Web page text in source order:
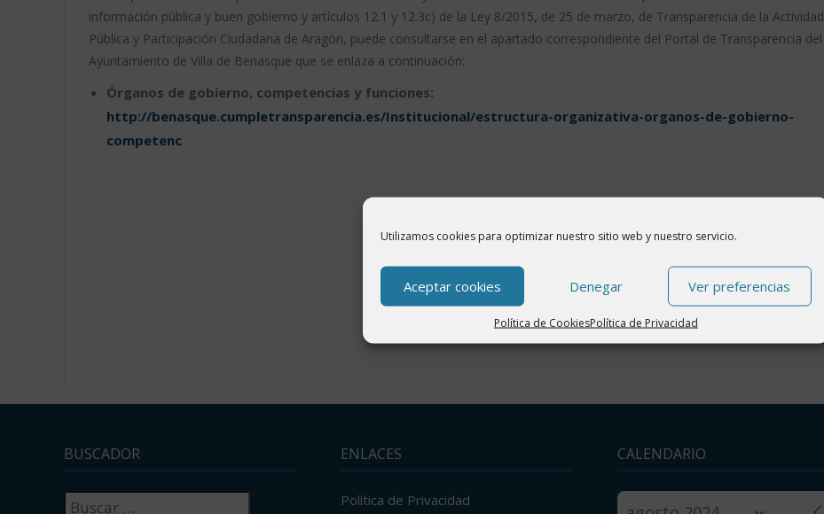
Utilizamos cookies para optimizar nuestro sitio web y nuestro servicio.
Aceptar cookies Denegar Ver preferencias
Política de CookiesPolítica de Privacidad
información pública y buen gobierno y artículos 12.1 y 12.3c) de la Ley 8/2015, de 25 de marzo, de Transparencia de la Actividad
Pública y Participación Ciudadana de Aragón, puede consultarse en el apartado correspondiente del Portal de Transparencia del
Ayuntamiento de Villa de Benasque que se enlaza a continuación:
Órganos de gobierno, competencias y funciones:
http://benasque.cumpletransparencia.es/Institucional/estructura-organizativa-organos-de-gobierno-
competenc
BUSCADOR
Buscar:
ENLACES
Política de Privacidad
CALENDARIO